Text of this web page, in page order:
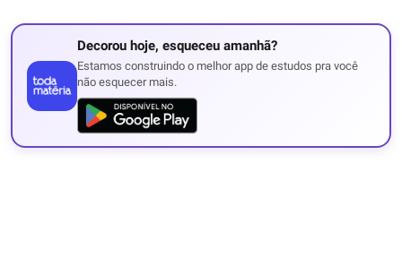
Decorou hoje, esqueceu amanhã?
Estamos construindo o melhor app de estudos pra você
não esquecer mais.